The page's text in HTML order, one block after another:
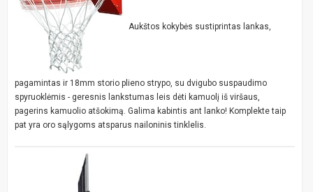
Aukštos kokybės sustiprintas lankas,
pagamintas ir 18mm storio plieno strypo, su dvigubo suspaudimo
spyruoklėmis - geresnis lankstumas leis dėti kamuolį iš viršaus,
pagerins kamuolio atšokimą. Galima kabintis ant lanko! Komplekte taip
pat yra oro sąlygoms atsparus nailoninis tinklelis.